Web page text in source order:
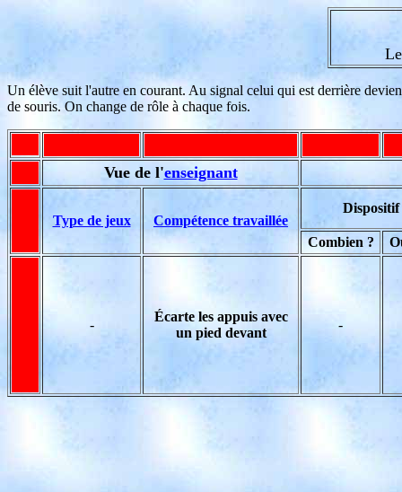
Un élève suit l'autre en courant. Au signal celui qui est derrière
de souris. On change de rôle à chaque fois.
Vue de l'enseignant
Type de jeux Compétence travaillée
Combien ?
-
Écarte les appuis avec
un pied devant
-